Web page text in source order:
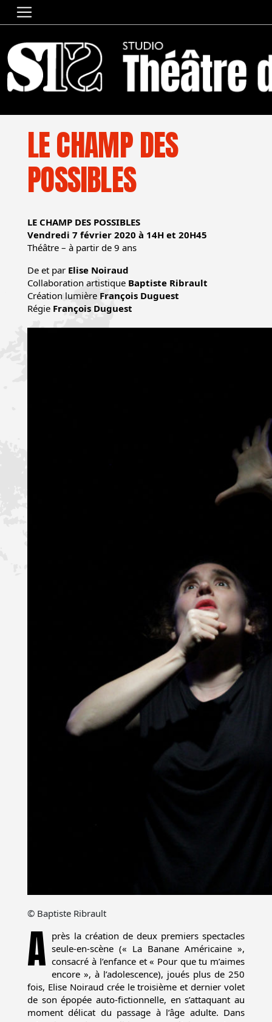
LE CHAMP DES
POSSIBLES
LE CHAMP DES POSSIBLES
Vendredi 7 février 2020 à 14H et 20H45
Théâtre – à partir de 9 ans
De et par Elise Noiraud
Collaboration artistique Baptiste Ribrault
Création lumière François Duguest
Régie François Duguest
© Baptiste Ribrault
A près la création de deux premiers spectacles
seule-en-scène (« La Banane Américaine »,
consacré à l’enfance et « Pour que tu m’aimes
encore », à l’adolescence), joués plus de 250
fois, Elise Noiraud crée le troisième et dernier volet
de son épopée auto-fictionnelle, en s’attaquant au
moment délicat du passage à l’âge adulte. Dans